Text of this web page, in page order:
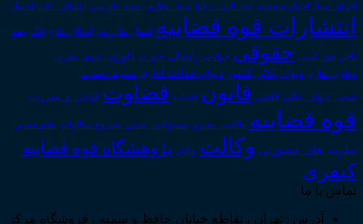
اجرای اسناد احوال شخصیه ادله_اثبات_دعوا اسناد_تجاری اعاده_دادرسی اعتراض_ثالث اعسار
انتشارات قوه قضاییه انتقال_مال_غیر انحلال_نکاح بانک بیمه
تاجر حق_کسب حقوقی حوادث_رانندگی خلع_ید داوری دعاوی_تصرف
دعاوی_طاری دیوان عالی کشور دیوان عدالت اداری سقوط_تعهدات
شعب_دیوان_عالی قاضی قانون قضات قضاوت قوانین_و_مقررات
قوه قضاییه مالکیت_معنوی مسئولیت_مدنی مشروح مذاکرات نظام قضایی
نظریه_های_مشورتی وکالت وکیل پژوهشگاه قوه قضاییه
کیفری
تماس با ما
آدرس : تهران ، تقاطع خیابان حافظ و سمیه ، فروشگاه مرکز